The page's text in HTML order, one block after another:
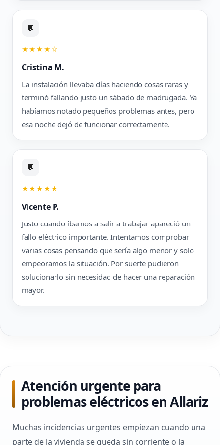
💬
★★★★☆
Cristina M.
La instalación llevaba días haciendo cosas raras y
terminó fallando justo un sábado de madrugada. Ya
habíamos notado pequeños problemas antes, pero
esa noche dejó de funcionar correctamente.
💬
★★★★★
Vicente P.
Justo cuando íbamos a salir a trabajar apareció un
fallo eléctrico importante. Intentamos comprobar
varias cosas pensando que sería algo menor y solo
empeoramos la situación. Por suerte pudieron
solucionarlo sin necesidad de hacer una reparación
mayor.
Atención urgente para
problemas eléctricos en Allariz
Muchas incidencias urgentes empiezan cuando una
parte de la vivienda se queda sin corriente o la